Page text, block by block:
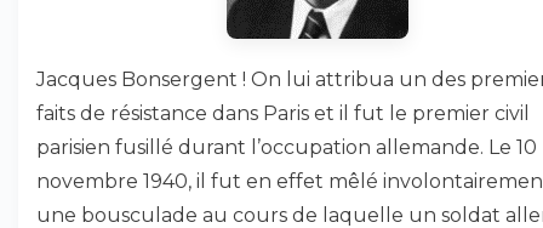
Jacques Bonsergent ! On lui attribua un des
faits de résistance dans Paris et il fut le premier civil
parisien fusillé durant l’occupation allemande. Le 10
novembre 1940, il fut en effet mêlé
une bousculade au cours de laquelle un soldat